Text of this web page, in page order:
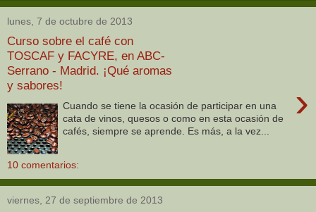
lunes, 7 de octubre de 2013
Curso sobre el café con
TOSCAF y FACYRE, en ABC-
Serrano - Madrid. ¡Qué aromas
y sabores!
›
Cuando se tiene la ocasión de participar en una
cata de vinos, quesos o como en esta ocasión de
cafés, siempre se aprende. Es más, a la vez...
10 comentarios:
viernes, 27 de septiembre de 2013